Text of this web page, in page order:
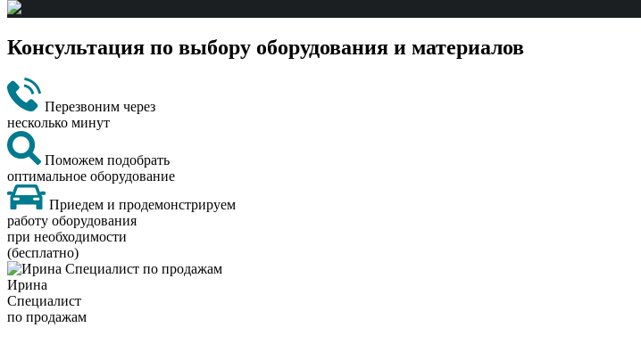
Консультация по выбору оборудования и материалов
Перезвоним через
несколько минут
Поможем подобрать
оптимальное оборудование
Приедем и продемонстрируем
работу оборудования
при необходимости
(бесплатно)
Ирина
Специалист
по продажам